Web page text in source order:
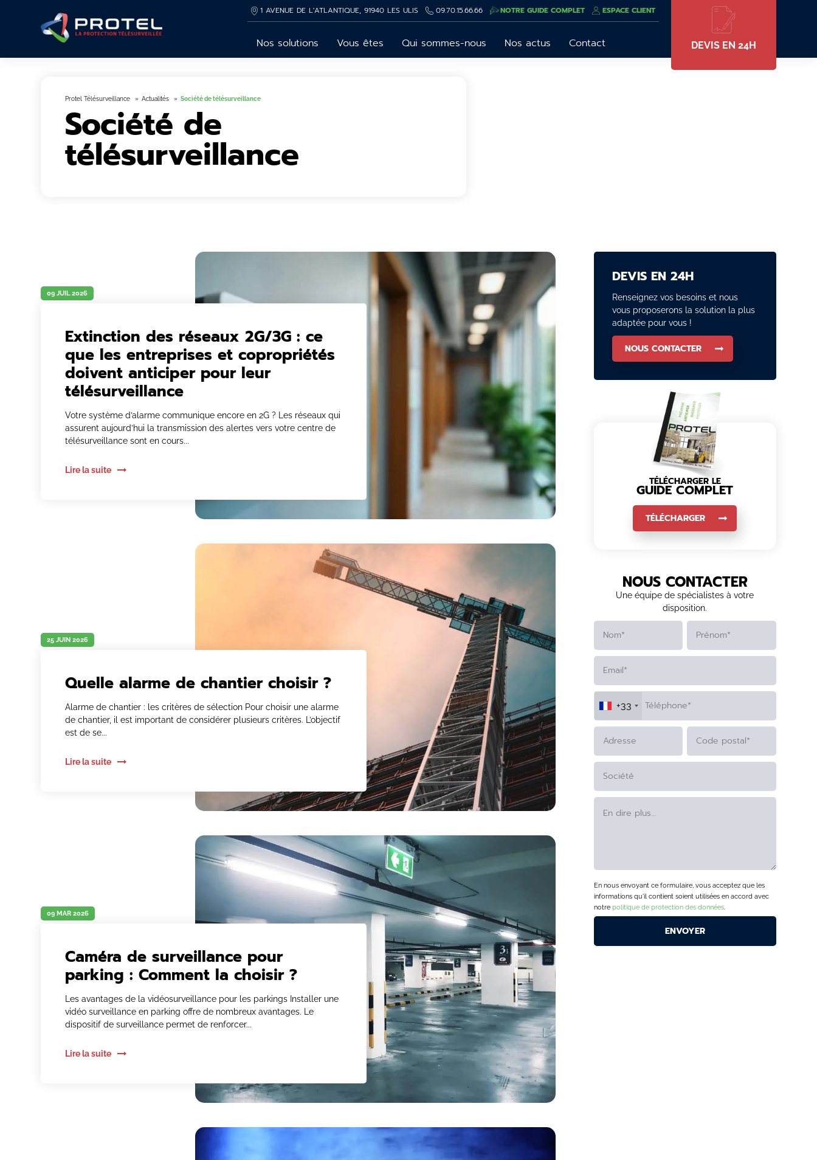
1 AVENUE DE L'ATLANTIQUE, 91940 LES ULIS 09.70.15.66.66 NOTRE GUIDE COMPLET ESPACE CLIENT
Nos solutions Vous êtes Qui sommes-nous Nos actus Contact DEVIS EN 24H
Protel Télésurveillance Actualités Société de télésurveillance
Société de
télésurveillance
09 JUIL 2026
Extinction des réseaux 2G/3G : ce
que les entreprises et copropriétés
doivent anticiper pour leur
télésurveillance
Votre système d’alarme communique encore en 2G ? Les réseaux qui
assurent aujourd’hui la transmission des alertes vers votre centre de
télésurveillance sont en cours...
Lire la suite
25 JUIN 2026
Quelle alarme de chantier choisir ?
Alarme de chantier : les critères de sélection Pour choisir une alarme
de chantier, il est important de considérer plusieurs critères. L’objectif
est de se...
Lire la suite
09 MAR 2026
Caméra de surveillance pour
parking : Comment la choisir ?
Les avantages de la vidéosurveillance pour les parkings Installer une
vidéo surveillance en parking offre de nombreux avantages. Le
dispositif de surveillance permet de renforcer...
Lire la suite
DEVIS EN 24H
Renseignez vos besoins et nous
vous proposerons la solution la plus
adaptée pour vous !
NOUS CONTACTER
TÉLÉCHARGER LE
GUIDE COMPLET
TÉLÉCHARGER
NOUS CONTACTER
Une équipe de spécialistes à votre
disposition.
+33
En nous envoyant ce formulaire, vous acceptez que les
informations qu'il contient soient utilisées en accord avec
notre politique de protection des données.
ALTERNATIVE: